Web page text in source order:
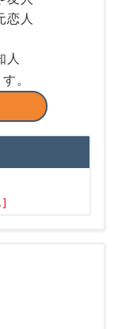
恋人
人
。